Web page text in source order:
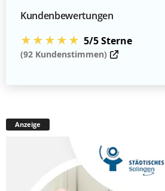
Kundenbewertungen
★★★★★ 5/5 Sterne
(92 Kundenstimmen)
Anzeige